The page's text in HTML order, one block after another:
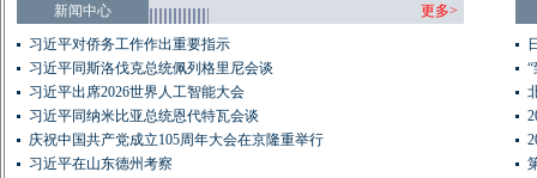
新闻中心
更多>
习近平对侨务工作作出重要指示
习近平同斯洛伐克总统佩列格里尼会谈
习近平出席2026世界人工智能大会
习近平同纳米比亚总统恩代特瓦会谈
庆祝中国共产党成立105周年大会在京隆重举行
习近平在山东德州考察